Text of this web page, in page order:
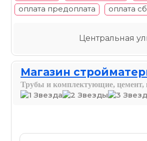
оплата предоплата
оплата
Центральная
Магазин
Трубы и комплектующие, цемент,